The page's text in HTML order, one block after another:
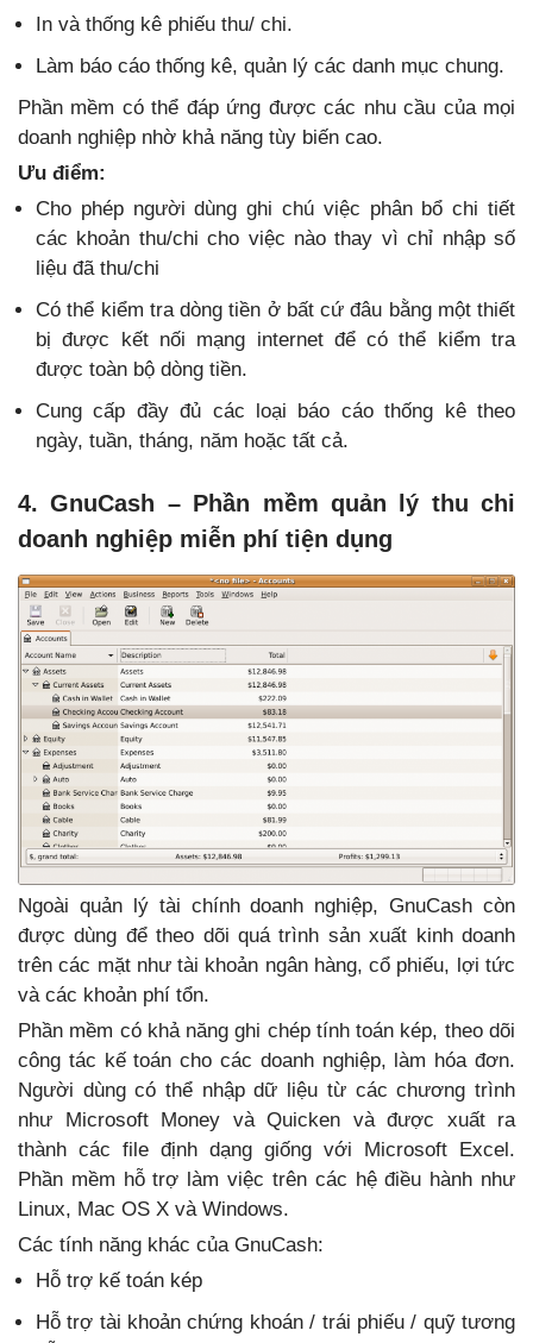
In và thống kê phiếu thu/ chi.
Làm báo cáo thống kê, quản lý các danh mục chung.
Phần mềm có thể đáp ứng được các nhu cầu của mọi
doanh nghiệp nhờ khả năng tùy biến cao.
Ưu điểm:
Cho phép người dùng ghi chú việc phân bổ chi tiết
các khoản thu/chi cho việc nào thay vì chỉ nhập số
liệu đã thu/chi
Có thể kiểm tra dòng tiền ở bất cứ đâu bằng một thiết
bị được kết nối mạng internet để có thể kiểm tra
được toàn bộ dòng tiền.
Cung cấp đầy đủ các loại báo cáo thống kê theo
ngày, tuần, tháng, năm hoặc tất cả.
4. GnuCash – Phần mềm quản lý thu chi
doanh nghiệp miễn phí tiện dụng
Ngoài quản lý tài chính doanh nghiệp, GnuCash còn
được dùng để theo dõi quá trình sản xuất kinh doanh
trên các mặt như tài khoản ngân hàng, cổ phiếu, lợi tức
và các khoản phí tổn.
Phần mềm có khả năng ghi chép tính toán kép, theo dõi
công tác kế toán cho các doanh nghiệp, làm hóa đơn.
Người dùng có thể nhập dữ liệu từ các chương trình
như Microsoft Money và Quicken và được xuất ra
thành các file định dạng giống với Microsoft Excel.
Phần mềm hỗ trợ làm việc trên các hệ điều hành như
Linux, Mac OS X và Windows.
Các tính năng khác của GnuCash:
Hỗ trợ kế toán kép
Hỗ trợ tài khoản chứng khoán / trái phiếu / quỹ tương